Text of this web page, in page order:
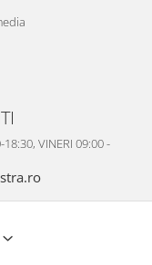
VINERI 09:00 -